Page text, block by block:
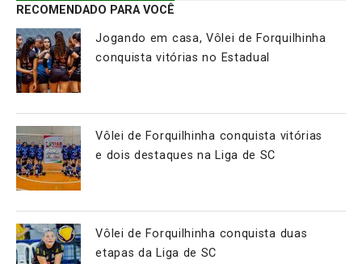
RECOMENDADO PARA VOCÊ
Jogando em casa, Vôlei de Forquilhinha
conquista vitórias no Estadual
Vôlei de Forquilhinha conquista vitórias
e dois destaques na Liga de SC
Vôlei de Forquilhinha conquista duas
etapas da Liga de SC